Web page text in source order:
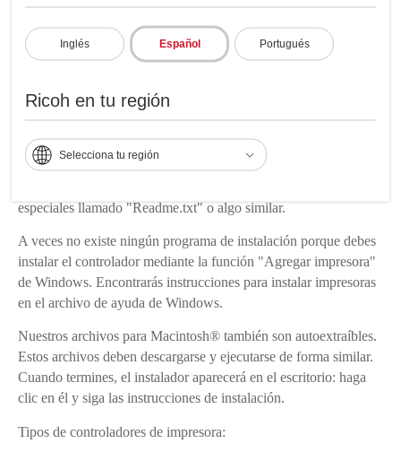
Inglés Español Portugués
Ricoh en tu región
Selecciona tu región
y los archivos relacionados dentro de tu nueva carpeta. También
puedes extraer o mover estos archivos a un disquete. Toma en
cuenta que estos archivos sólo se autoextraerán si se ejecutan
Después de extraer los archivos a un disquete o a un directorio
especial, debes buscar el programa de instalación -normalmente
llamado "setup.exe" o "install.exe"- y hacer clic en él para
iniciar la instalación. Si ninguno de estos archivos está presente,
especiales llamado "Readme.txt" o algo similar.
A veces no existe ningún programa de instalación porque debes
instalar el controlador mediante la función "Agregar impresora"
de Windows. Encontrarás instrucciones para instalar impresoras
en el archivo de ayuda de Windows.
Nuestros archivos para Macintosh® también son autoextraíbles.
Estos archivos deben descargarse y ejecutarse de forma similar.
Cuando termines, el instalador aparecerá en el escritorio: haga
clic en él y siga las instrucciones de instalación.
Tipos de controladores de impresora: